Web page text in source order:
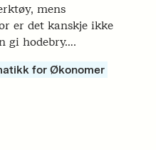
mens
er det kanskje ikke
gi hodebry….
for Økonomer